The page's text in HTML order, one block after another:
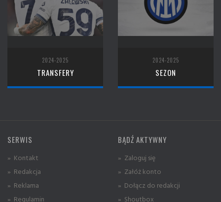
2024-2025
TRANSFERY
2024-2025
SEZON
SERWIS
» Kontakt
» Redakcja
» Reklama
» Regulamin
BĄDŹ AKTYWNY
» Zaloguj się
» Załóż konto
» Dołącz do redakcji
» Shoutbox